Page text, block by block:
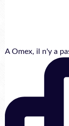
A Omex, il n'y a